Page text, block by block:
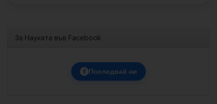
За Науката във Facebook
f Последвай ни